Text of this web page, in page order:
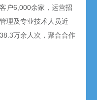
户6,000余家，运营招
理及专业技术人员近
万余人次，聚合合作